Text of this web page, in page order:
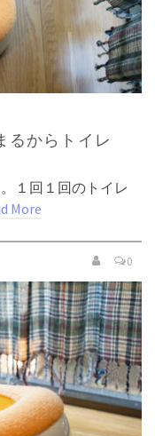
からトイレ
１回１回のトイレ
More
0